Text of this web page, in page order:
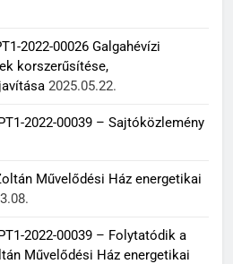
2022-00026 Galgahévízi
korszerűsítése,
2025.05.22.
2022-00039 – Sajtóközlemény
Művelődési Ház energetikai
2022-00039 – Folytatódik a
Művelődési Ház energetikai